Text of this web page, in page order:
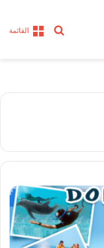
القائمة
بحث